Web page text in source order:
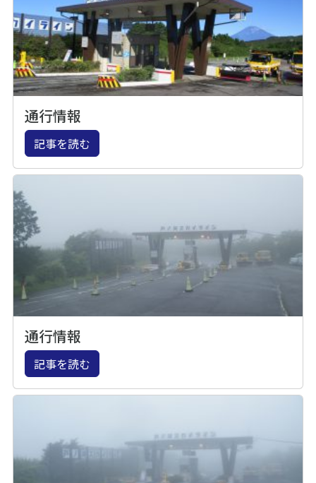
通行情報
記事を読む
通行情報
記事を読む